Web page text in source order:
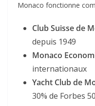
Monaco fonctionne
Club Suisse de
depuis 1949
Monaco
internationaux
Yacht Club de
30% de Forbes